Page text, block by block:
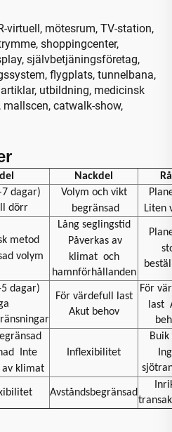
virtuell, mötesrum, TV-station,
shoppingcenter,
självbetjäningsföretag,
flygplats, tunnelbana,
utbildning, medicinsk
catwalk-show,
Nackdel
dagar)
dörr
Volym och vikt
begränsad
Liten
metod
volym
Lång seglingstid
Påverkas av
klimat och
hamnförhållanden
dagar)
För värdefull last
Akut behov
För
last
Inte
av klimat
Inflexibilitet
Avståndsbegränsad